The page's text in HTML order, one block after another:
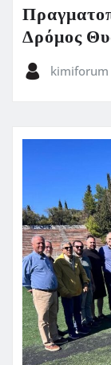
Δρόμος
kimiforum